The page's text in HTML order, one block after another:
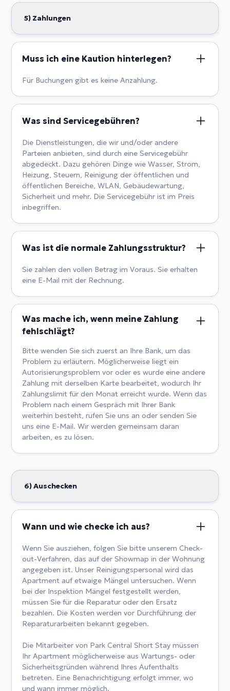
Schäden an Fahrzeugen haften. Wenn Sie einen
Parkplatz benötigen, kontaktieren Sie uns bitte im
Voraus.
5) Zahlungen
Muss ich eine Kaution hinterlegen?
Für Buchungen gibt es keine Anzahlung.
Was sind Servicegebühren?
Die Dienstleistungen, die wir und/oder andere
Parteien anbieten, sind durch eine Servicegebühr
abgedeckt. Dazu gehören Dinge wie Wasser, Strom,
Heizung, Steuern, Reinigung der öffentlichen und
öffentlichen Bereiche, WLAN, Gebäudewartung,
Sicherheit und mehr. Die Servicegebühr ist im Preis
inbegriffen.
Was ist die normale Zahlungsstruktur?
Sie zahlen den vollen Betrag im Voraus. Sie erhalten
eine E-Mail mit der Rechnung.
Was mache ich, wenn meine Zahlung
fehlschlägt?
Bitte wenden Sie sich zuerst an Ihre Bank, um das
Problem zu erläutern. Möglicherweise liegt ein
Autorisierungsproblem vor oder es wurde eine andere
Zahlung mit derselben Karte bearbeitet, wodurch Ihr
Zahlungslimit für den Monat erreicht wurde. Wenn das
Problem nach einem Gespräch mit Ihrer Bank
weiterhin besteht, rufen Sie uns an oder senden Sie
uns eine E-Mail. Wir werden gemeinsam daran
arbeiten, es zu lösen.
6) Auschecken
Wann und wie checke ich aus?
Wenn Sie ausziehen, folgen Sie bitte unserem Check-
out-Verfahren, das auf der Showmap in der Wohnung
angegeben ist. Unser Reinigungspersonal wird das
Apartment auf etwaige Mängel untersuchen. Wenn
bei der Inspektion Mängel festgestellt werden,
müssen Sie für die Reparatur oder den Ersatz
bezahlen. Die Kosten werden vor Durchführung der
Reparaturarbeiten bekannt gegeben.
Die Mitarbeiter von Park Central Short Stay müssen
Ihr Apartment möglicherweise aus Wartungs- oder
Sicherheitsgründen während Ihres Aufenthalts
betreten. Eine Benachrichtigung erfolgt immer, wo
und wann immer möglich.